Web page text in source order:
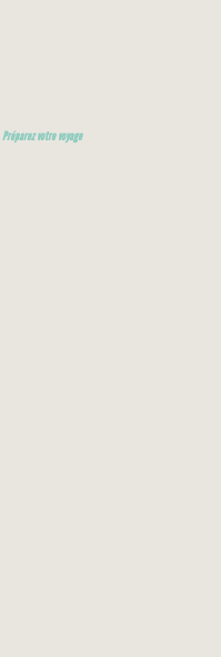
Préparez votre voyage